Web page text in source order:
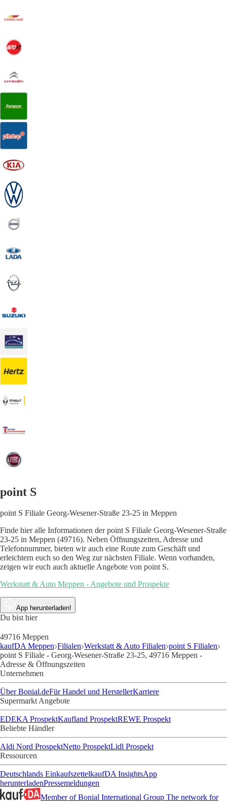
point S
point S Filiale Georg-Wesener-Straße 23-25 in Meppen
Finde hier alle Informationen der point S Filiale Georg-Wesener-Straße
23-25 in Meppen (49716). Neben Öffnungszeiten, Adresse und
Telefonnummer, bieten wir auch eine Route zum Geschäft und
erleichtern euch so den Weg zur nächsten Filiale. Wenn vorhanden,
zeigen wir euch auch aktuelle Angebote von point S.
Werkstatt & Auto Meppen - Angebote und Prospekte
App herunterladen!
Du bist hier
49716 Meppen
kaufDA Meppen Filialen Werkstatt & Auto Filialen point S Filialen
point S Filiale - Georg-Wesener-Straße 23-25, 49716 Meppen -
Adresse & Öffnungszeiten
Unternehmen
Über Bonial.deFür Handel und HerstellerKarriere
Supermarkt Angebote
EDEKA ProspektKaufland ProspektREWE Prospekt
Beliebte Händler
Aldi Nord ProspektNetto ProspektLidl Prospekt
Ressourcen
Deutschlands EinkaufszettelkaufDA InsightsApp
herunterladenPressemeldungen
Member of Bonial International Group The network for